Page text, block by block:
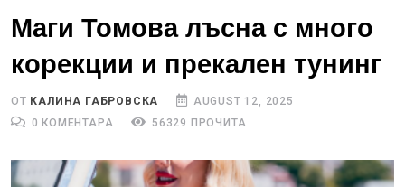
Маги Томова лъсна с много
корекции и прекален тунинг
ОТ КАЛИНА ГАБРОВСКА
AUGUST 12, 2025
0 КОМЕНТАРА
56329 ПРОЧИТА